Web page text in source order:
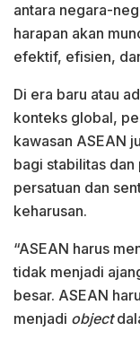
antara negara-
harapan akan
efektif, efisien,
Di era baru atau
konteks global,
kawasan ASEAN
bagi stabilitas dan
persatuan dan
keharusan.
“ASEAN harus
tidak menjadi
besar. ASEAN
menjadi object